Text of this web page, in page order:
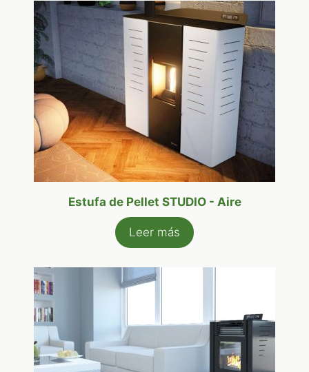
Estufa de Pellet STUDIO - Aire
Leer más